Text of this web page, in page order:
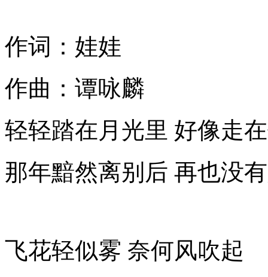
作词：娃娃
作曲：谭咏麟
轻轻踏在月光里 好像
那年黯然离别后 再也没
飞花轻似雾 奈何风吹起